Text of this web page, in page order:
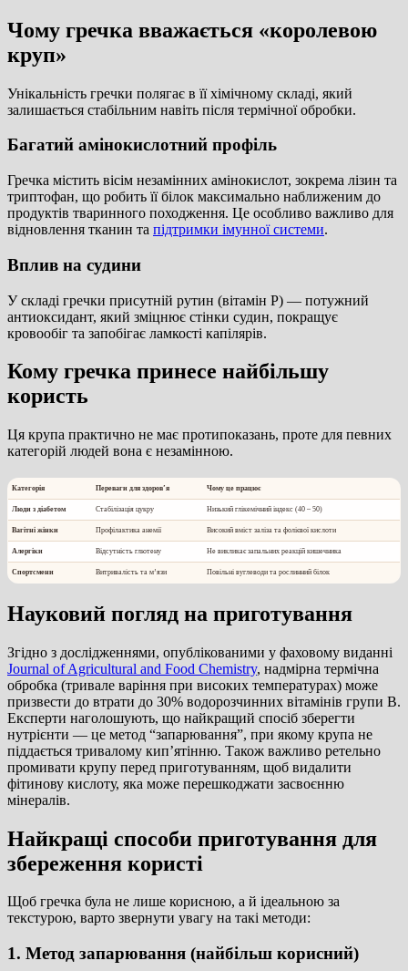
Чому гречка вважається «королевою
круп»
Унікальність гречки полягає в її хімічному складі, який
залишається стабільним навіть після термічної обробки.
Багатий амінокислотний профіль
Гречка містить вісім незамінних амінокислот, зокрема лізин та
триптофан, що робить її білок максимально наближеним до
продуктів тваринного походження. Це особливо важливо для
відновлення тканин та підтримки імунної системи.
Вплив на судини
У складі гречки присутній рутин (вітамін P) — потужний
антиоксидант, який зміцнює стінки судин, покращує
кровообіг та запобігає ламкості капілярів.
Кому гречка принесе найбільшу
користь
Ця крупа практично не має протипоказань, проте для певних
категорій людей вона є незамінною.
Категорія Переваги для здоров’я Чому це працює
Люди з діабетом Стабілізація цукру Низький глікемічний індекс (40 – 50)
Вагітні жінки Профілактика анемії Високий вміст заліза та фолієвої кислоти
Алергіки Відсутність глютену Не викликає запальних реакцій кишечника
Спортсмени Витривалість та м’язи Повільні вуглеводи та рослинний білок
Науковий погляд на приготування
Згідно з дослідженнями, опублікованими у фаховому виданні
Journal of Agricultural and Food Chemistry, надмірна термічна
обробка (тривале варіння при високих температурах) може
призвести до втрати до 30% водорозчинних вітамінів групи B.
Експерти наголошують, що найкращий спосіб зберегти
нутрієнти — це метод “запарювання”, при якому крупа не
піддається тривалому кип’ятінню. Також важливо ретельно
промивати крупу перед приготуванням, щоб видалити
фітинову кислоту, яка може перешкоджати засвоєнню
мінералів.
Найкращі способи приготування для
збереження користі
Щоб гречка була не лише корисною, а й ідеальною за
текстурою, варто звернути увагу на такі методи:
1. Метод запарювання (найбільш корисний)